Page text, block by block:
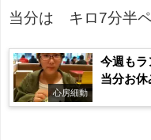
当分は キロ7分半
心房細動
今週もラ
当分お休